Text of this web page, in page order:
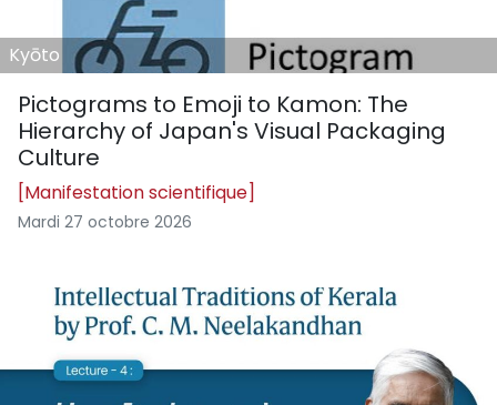
Kyōto
Pictograms to Emoji to Kamon: The
Hierarchy of Japan's Visual Packaging
Culture
[Manifestation scientifique]
Mardi 27 octobre 2026